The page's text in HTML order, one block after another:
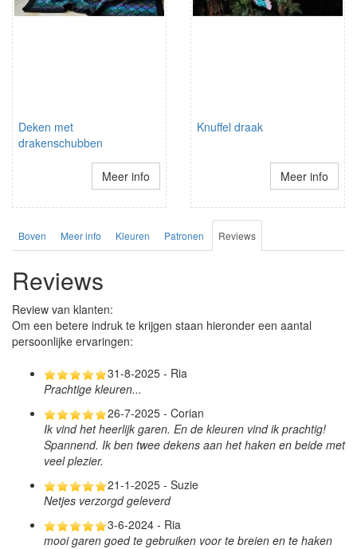
Deken met
drakenschubben
Meer info
Knuffel draak
Meer info
Boven Meer info Kleuren Patronen Reviews
Reviews
Review van klanten:
Om een betere indruk te krijgen staan hieronder een aantal
persoonlijke ervaringen:
31-8-2025 - Ria
Prachtige kleuren...
26-7-2025 - Corian
Ik vind het heerlijk garen. En de kleuren vind ik prachtig!
Spannend. Ik ben twee dekens aan het haken en beide met
veel plezier.
21-1-2025 - Suzie
Netjes verzorgd geleverd
3-6-2024 - Ria
mooi garen goed te gebruiken voor te breien en te haken